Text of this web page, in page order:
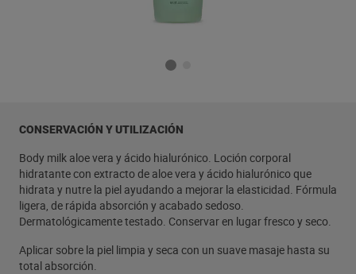
CONSERVACIÓN Y UTILIZACIÓN
Body milk aloe vera y ácido hialurónico. Loción corporal
hidratante con extracto de aloe vera y ácido hialurónico que
hidrata y nutre la piel ayudando a mejorar la elasticidad. Fórmula
ligera, de rápida absorción y acabado sedoso.
Dermatológicamente testado. Conservar en lugar fresco y seco.
Aplicar sobre la piel limpia y seca con un suave masaje hasta su
total absorción.